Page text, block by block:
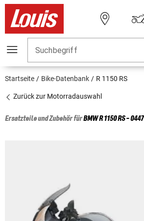
Suchbegriff
Startseite Bike-Datenbank R 1150 RS
Zurück zur Motorradauswahl
Ersatzteile und Zubehör fürBMWR 1150 RS - 0447